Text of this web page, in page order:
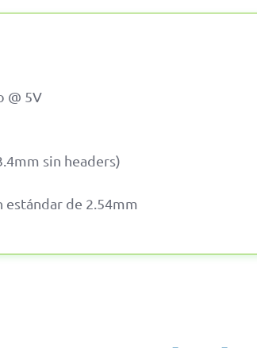
@ 5V
sin headers)
estándar de 2.54mm